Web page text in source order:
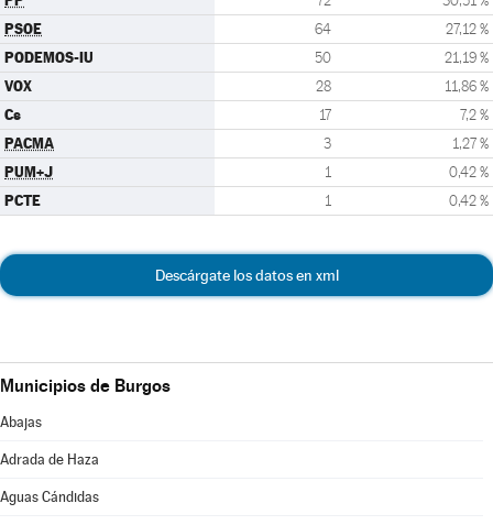
PSOE 64 27,12 %
PODEMOS-IU 50 21,19 %
VOX 28 11,86 %
Cs 17 7,2 %
PACMA 3 1,27 %
PUM+J 1 0,42 %
PCTE 1 0,42 %
Descárgate los datos en xml
Municipios de Burgos
Abajas
Adrada de Haza
Aguas Cándidas